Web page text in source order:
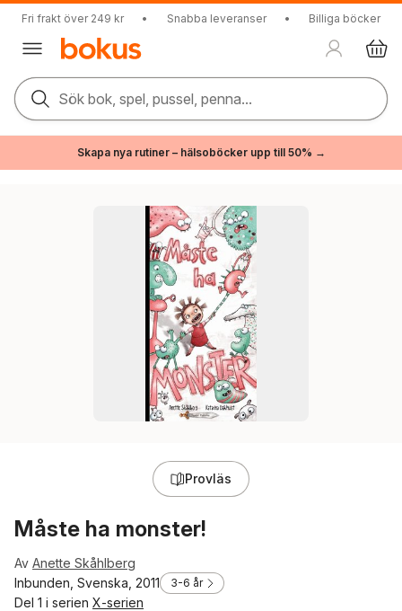
Fri frakt över 249 kr • Snabba leveranser • Billiga böcker
Sök bok, spel, pussel, penna...
Skapa nya rutiner – hälsoböcker upp till 50% →
Provläs
Måste ha monster!
Av Anette Skåhlberg
Inbunden, Svenska, 2011
3-6 år
Del 1 i serien X-serien